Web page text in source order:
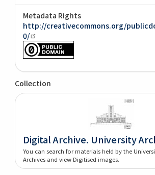
Metadata Rights
http://creativecommons.org/
0/
Collection
Digital Archive. University
You can search for materials held by the
Archives and view Digitised images.